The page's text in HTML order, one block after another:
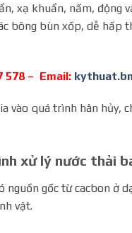
xạ khuẩn, nấm, động
bông bùn xốp, dễ hấp
578 – Email:
vào quá trình hân hủy,
xử lý nước thải
nguồn gốc từ cacbon ở
vật.